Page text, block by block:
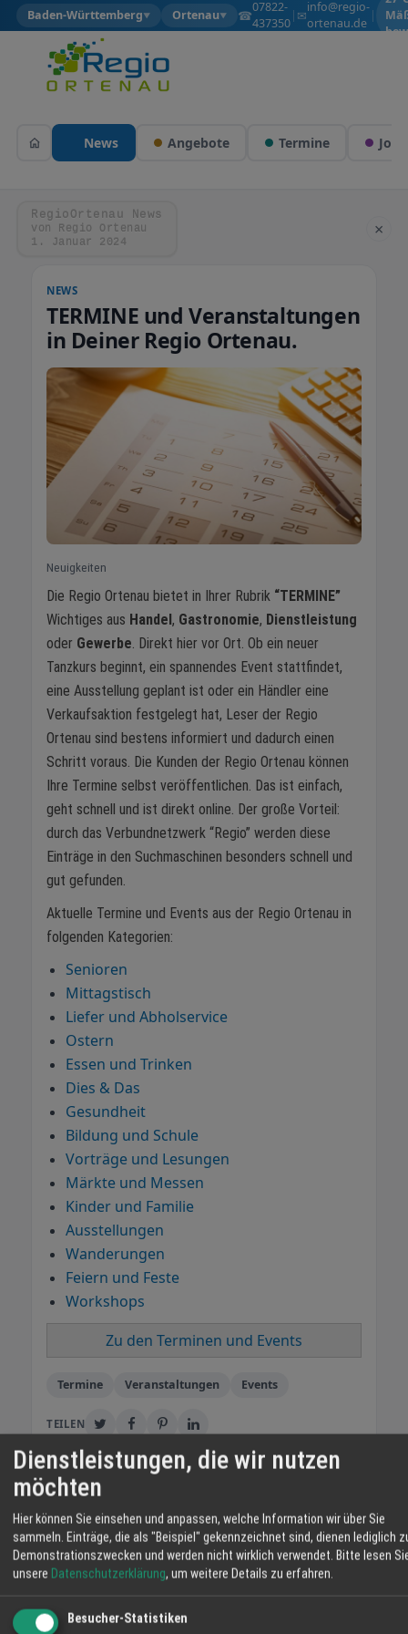
Baden-Württemberg▼ Ortenau▼ ☎07822-
437350
| ✉info@regio-
ortenau.de
|
News Angebote Termine Jobs
RegioOrtenau News
von Regio Ortenau
1. Januar 2024
×
NEWS
TERMINE und Veranstaltungen
in Deiner Regio Ortenau.
Neuigkeiten
Die Regio Ortenau bietet in Ihrer Rubrik “TERMINE”
Wichtiges aus Handel, Gastronomie, Dienstleistung
oder Gewerbe . Direkt hier vor Ort. Ob ein neuer
Tanzkurs beginnt, ein spannendes Event stattfindet,
eine Ausstellung geplant ist oder ein Händler eine
Verkaufsaktion festgelegt hat, Leser der Regio
Ortenau sind bestens informiert und dadurch einen
Schritt voraus. Die Kunden der Regio Ortenau können
Ihre Termine selbst veröffentlichen. Das ist einfach,
geht schnell und ist direkt online. Der große Vorteil:
durch das Verbundnetzwerk “Regio” werden diese
Einträge in den Suchmaschinen besonders schnell und
gut gefunden.
Aktuelle Termine und Events aus der Regio Ortenau in
folgenden Kategorien:
Senioren
Mittagstisch
Liefer und Abholservice
Ostern
Essen und Trinken
Dies & Das
Gesundheit
Bildung und Schule
Vorträge und Lesungen
Märkte und Messen
Kinder und Familie
Ausstellungen
Wanderungen
Feiern und Feste
Workshops
Zu den Terminen und Events
Termine Veranstaltungen Events
TEILEN
Das Online-Magazin für den Ortenaukreis.
Seit 2006 verbinden wir Menschen,
Unternehmen und die Region. Über 180.000
Ortenau.de ist das zentrale Online-Magazin
Dienstleistungen, die wir nutzen
möchten
Hier können Sie einsehen und anpassen, welche Information wir über Sie
sammeln. Einträge, die als "Beispiel" gekennzeichnet sind, dienen lediglich
Demonstrationszwecken und werden nicht wirklich verwendet. Bitte lesen
unsere Datenschutzerklärung, um weitere Details zu erfahren.
Besucher-Statistiken